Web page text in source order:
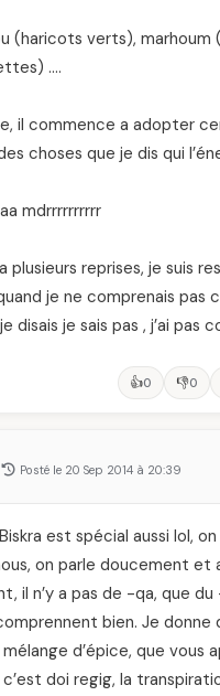
(haricots verts), marhoum
….
il commence a adopter
choses que je dis qui
mdrrrrrrrrrr
plusieurs reprises, je suis
je ne comprenais pas
disais je sais pas , j’ai pas
👍0 👎0
Posté le 20 Sep 2014 à 20:39
est spécial aussi lol, on
on parle doucement et
il n’y a pas de -qa, que du
bien. Je donne
d’épice, que vous
doi regig, la